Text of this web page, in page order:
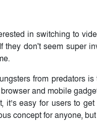
in switching to
don't seem super
from predators
and mobile
easy for users to
concept for anyone,